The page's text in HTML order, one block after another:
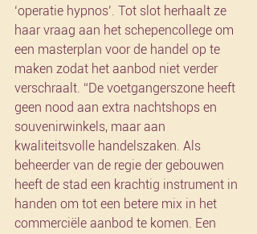
‘operatie hypnos’. Tot slot herhaalt ze
haar vraag aan het schepencollege om
een masterplan voor de handel op te
maken zodat het aanbod niet verder
verschraalt. “De voetgangerszone heeft
geen nood aan extra nachtshops en
souvenirwinkels, maar aan
kwaliteitsvolle handelszaken. Als
beheerder van de regie der gebouwen
heeft de stad een krachtig instrument in
handen om tot een betere mix in het
commerciële aanbod te komen. Een